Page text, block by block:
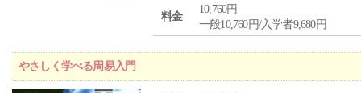
料金
10,760円
一般10,760円/入学者9,680円
やさしく学べる周易入門